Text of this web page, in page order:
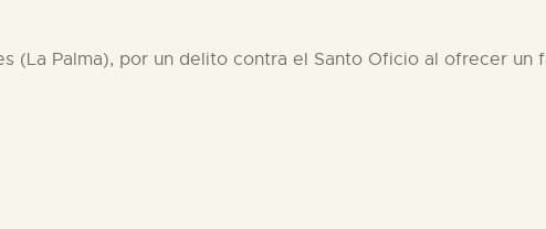
(La Palma), por un delito contra el Santo Oficio al ofrecer un